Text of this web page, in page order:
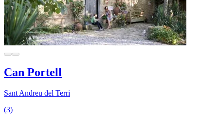
Can Portell
Sant Andreu del Terri
(3)